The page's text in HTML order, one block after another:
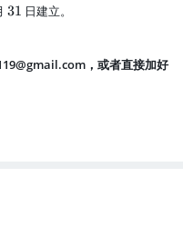
3
31 日建立。
，或者直接加好